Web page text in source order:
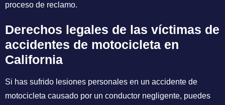
proceso de reclamo.
Derechos legales de las víctimas de
accidentes de motocicleta en
California
Si has sufrido lesiones personales en un accidente de
motocicleta causado por un conductor negligente, puedes